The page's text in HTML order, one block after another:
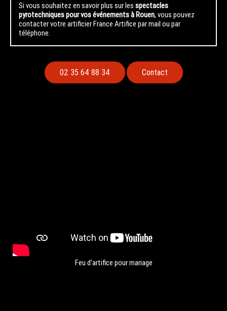
Si vous souhaitez en savoir plus sur les spectacles
pyrotechniques pour vos événements à Rouen, vous pouvez
contacter votre artificier France Artifice par mail ou par
téléphone.
02 35 64 88 34 Contact
Feu d'artifice pour mariage